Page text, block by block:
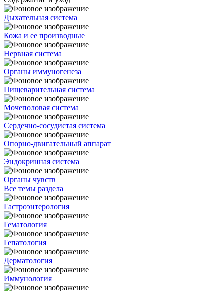
Дыхательная система
Кожа и ее производные
Нервная система
Органы иммуногенеза
Пищеварительная система
Мочеполовая система
Сердечно-сосудистая система
Опорно-двигательный аппарат
Эндокринная система
Органы чувств
Все темы раздела
Гастроэнтерология
Гематология
Гепатология
Дерматология
Иммунология